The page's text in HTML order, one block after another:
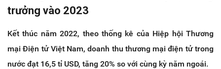
trưởng vào 2023
Kết thúc năm 2022, theo thống kê của Hiệp hội Thương
mại Điện tử Việt Nam, doanh thu thương mại điện tử trong
nước đạt 16,5 tỉ USD, tăng 20% so với cùng kỳ năm ngoái.